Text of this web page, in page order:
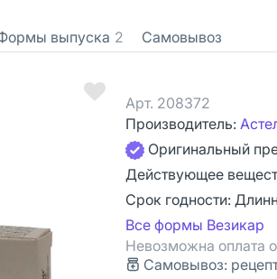
выпуска 2 Самовывоз
Арт. 208372
Производитель:
Оригинальный
Действующее
Срок годности:
Все формы Везикар
Невозможна оплата
Самовывоз: